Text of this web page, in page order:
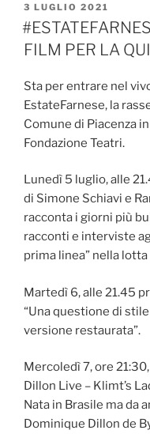
PUBBLICATO
IL
3 LUGLIO 2021
FILM PER LA
Sta per entrare nel
EstateFarnese, la
Comune di Piacenza
Fondazione Teatri.
Lunedì 5 luglio, alle
di Simone Schiavi e
racconta i giorni più
racconti e interviste
prima linea” nella lotta
Martedì 6, alle 21.45
“Una questione di
versione restaurata”.
Mercoledì 7, ore
Dillon Live – Klimt’s
Nata in Brasile ma da
Dominique Dillon de